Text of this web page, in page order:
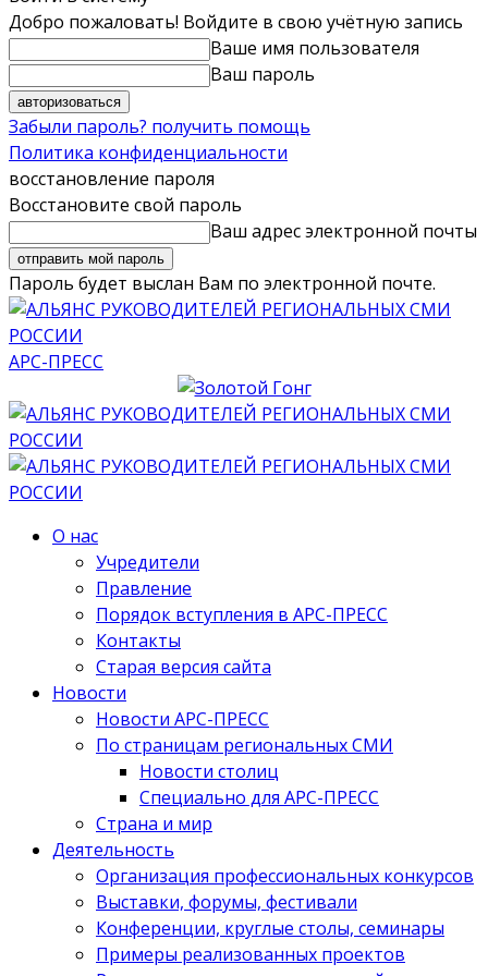
Добро пожаловать! Войдите в свою учётную запись
Ваше имя пользователя
Ваш пароль
Забыли пароль? получить помощь
Политика конфиденциальности
восстановление пароля
Восстановите свой пароль
Ваш адрес электронной почты
Пароль будет выслан Вам по электронной почте.
АРС-ПРЕСС
О нас
Учредители
Правление
Порядок вступления в АРС-ПРЕСС
Контакты
Старая версия сайта
Новости
Новости АРС-ПРЕСС
По страницам региональных СМИ
Новости столиц
Специально для АРС-ПРЕСС
Страна и мир
Деятельность
Организация профессиональных конкурсов
Выставки, форумы, фестивали
Конференции, круглые столы, семинары
Примеры реализованных проектов